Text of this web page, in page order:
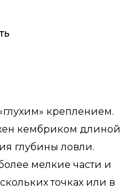
креплением.
кембриком длиной
глубины ловли.
мелкие части и
точках или в